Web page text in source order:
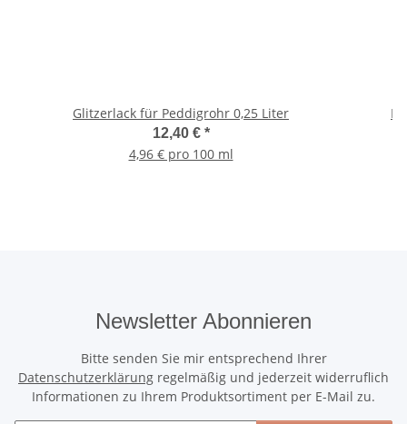
Glitzerlack für Peddigrohr 0,25 Liter
12,40 € *
4,96 € pro 100 ml
Newsletter Abonnieren
Bitte senden Sie mir entsprechend Ihrer
Datenschutzerklärung regelmäßig und jederzeit widerruflich
Informationen zu Ihrem Produktsortiment per E-Mail zu.